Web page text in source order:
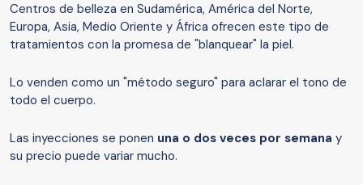
Centros de belleza en Sudamérica, América del Norte,
Europa, Asia, Medio Oriente y África ofrecen este tipo de
tratamientos con la promesa de "blanquear" la piel.
Lo venden como un "método seguro" para aclarar el tono de
todo el cuerpo.
Las inyecciones se ponen una o dos veces por semana y
su precio puede variar mucho.